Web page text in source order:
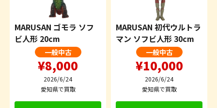
MARUSAN ゴモラ ソフ
ビ人形 20cm
一般中古
¥8,000
2026/6/24
愛知県で買取
MARUSAN 初代ウルトラ
マン ソフビ人形 30cm
一般中古
¥10,000
2026/6/24
愛知県で買取